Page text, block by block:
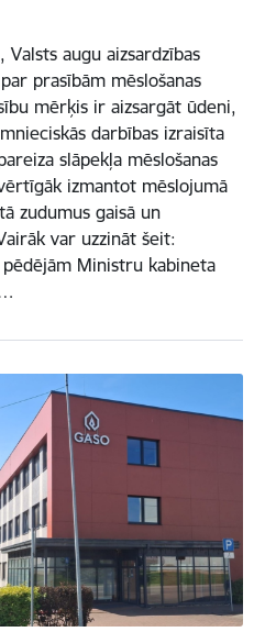
augu aizsardzības
prasībām mēslošanas
mērķis ir aizsargāt ūdeni,
darbības izraisīta
slāpekļa mēslošanas
izmantot mēslojumā
zudumus gaisā un
var uzzināt šeit:
Ministru kabineta